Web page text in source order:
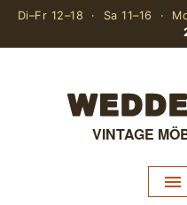
Di–Fr 12–18 · Sa 11–16 ·
VINTAGE